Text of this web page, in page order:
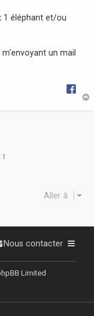
1 éléphant et/ou
un mail
1
Aller à
Nous contacter
Limited